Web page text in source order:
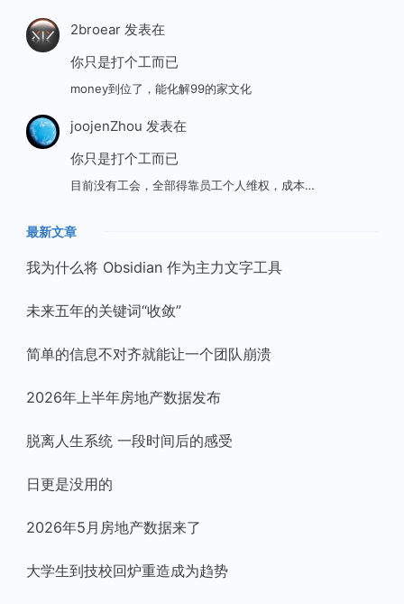
2broear发表在
你只是打个工而已
money到位了，能化解99的家文化
joojenZhou 发表在
你只是打个工而已
目前没有工会，全部得靠员工个人维权，成本…
最新文章
我为什么将 Obsidian 作为主力文字工具
未来五年的关键词“收敛”
简单的信息不对齐就能让一个团队崩溃
2026年上半年房地产数据发布
脱离人生系统 一段时间后的感受
日更是没用的
2026年5月房地产数据来了
大学生到技校回炉重造成为趋势